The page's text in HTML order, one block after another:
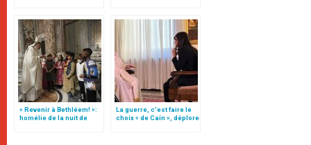
« Revenir à Bethléem! »:
homélie de la nuit de
Noël (texte complet)
La guerre, c’est faire le
choix « de Caïn », déplore